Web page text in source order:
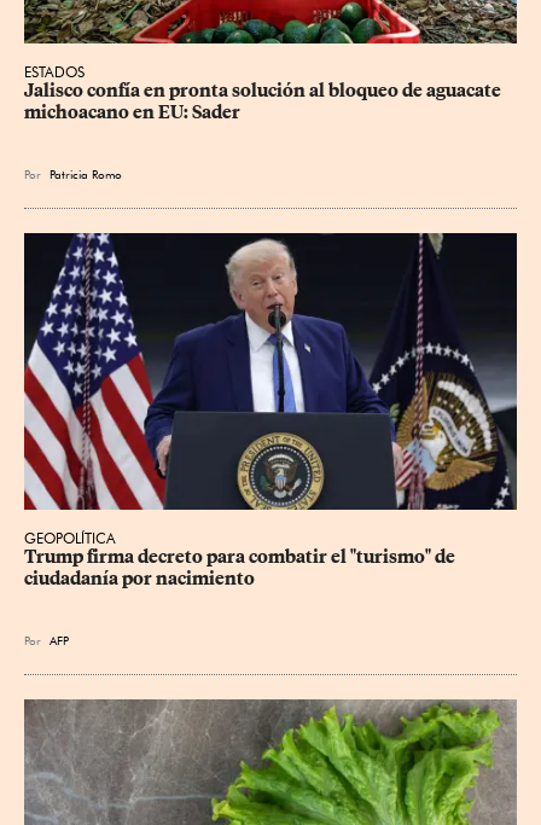
ESTADOS
Jalisco confía en pronta solución al bloqueo de aguacate
michoacano en EU: Sader
Por Patricia Romo
GEOPOLÍTICA
Trump firma decreto para combatir el "turismo" de
ciudadanía por nacimiento
Por AFP